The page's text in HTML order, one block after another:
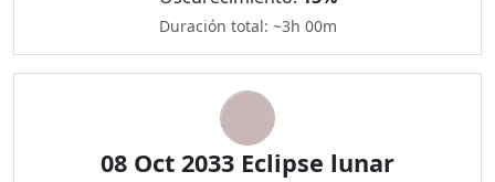
Duración total: ~3h 00m
08 Oct 2033 Eclipse lunar